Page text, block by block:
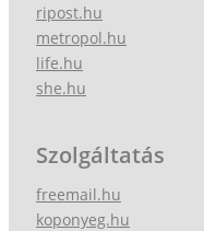
ripost.hu
metropol.hu
life.hu
she.hu
Szolgáltatás
freemail.hu
koponyeg.hu